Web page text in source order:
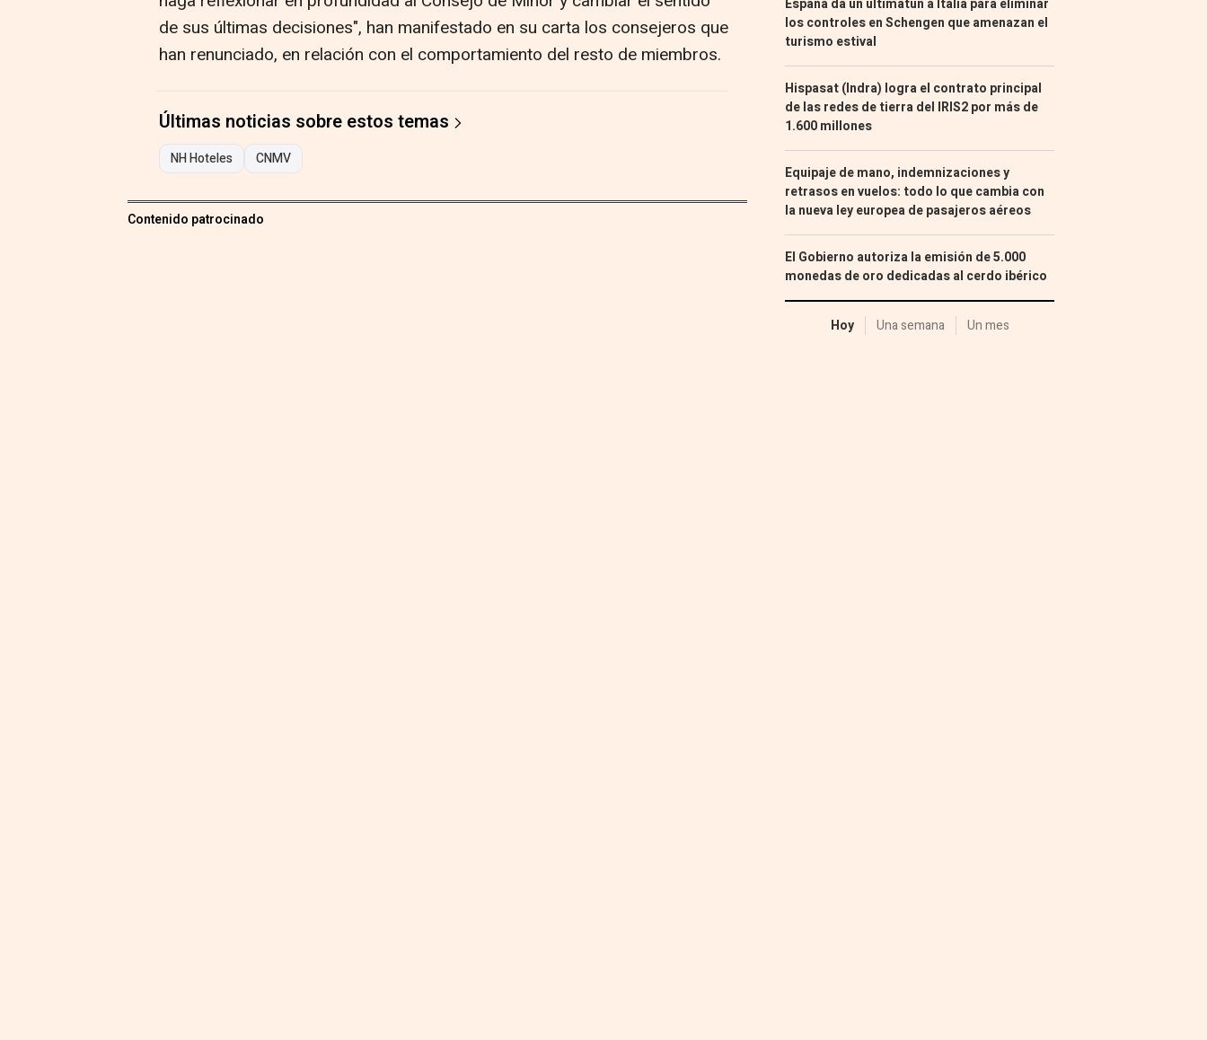
de sus últimas decisiones", han manifestado en su carta los consejeros que
han renunciado, en relación con el comportamiento del resto de miembros.
Últimas noticias sobre estos temas
NH Hoteles CNMV
Contenido patrocinado
España da un ultimatún a Italia para eliminar
los controles en Schengen que amenazan el
turismo estival
Hispasat (Indra) logra el contrato principal
de las redes de tierra del IRIS2 por más de
1.600 millones
Equipaje de mano, indemnizaciones y
retrasos en vuelos: todo lo que cambia con
la nueva ley europea de pasajeros aéreos
El Gobierno autoriza la emisión de 5.000
monedas de oro dedicadas al cerdo ibérico
Hoy Una semana Un mes